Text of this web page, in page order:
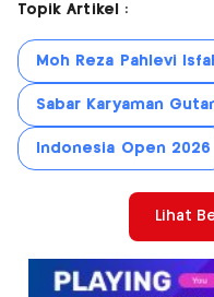
Topik Artikel :
Moh Reza Pahlevi
Sabar Karyaman
Indonesia Open 2026
Lihat